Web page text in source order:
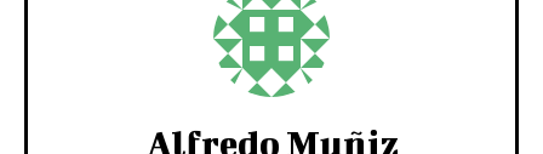
Alfredo Muñiz